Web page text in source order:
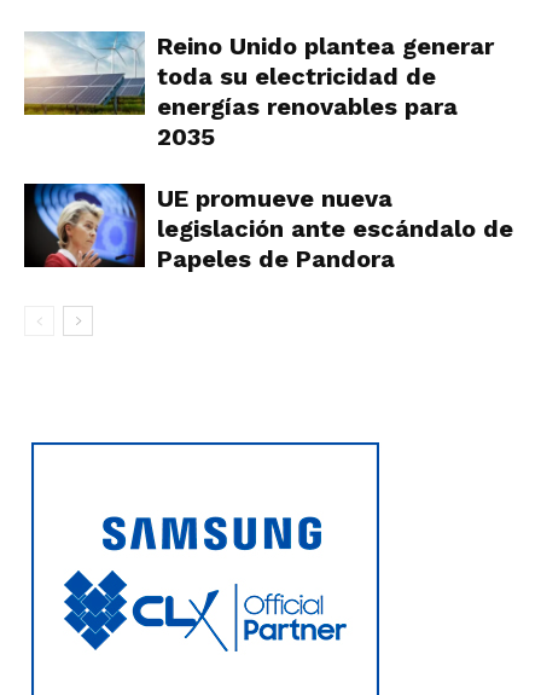
Reino Unido plantea generar
toda su electricidad de
energías renovables para
2035
UE promueve nueva
legislación ante escándalo de
Papeles de Pandora